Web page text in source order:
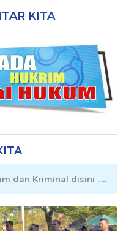
KITA
dan Kriminal disini .....